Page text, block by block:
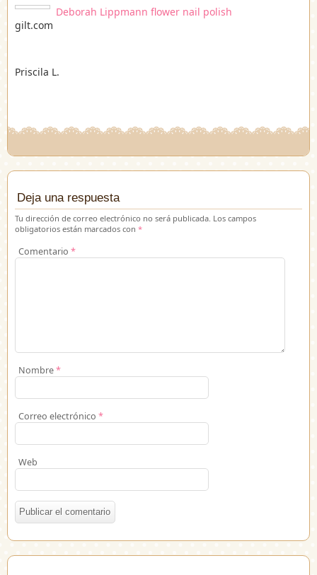
Deborah Lippmann flower nail polish
gilt.com
Priscila L.
Deja una respuesta
Tu dirección de correo electrónico no será publicada. Los campos
obligatorios están marcados con *
Comentario *
Nombre*
Correo electrónico *
Web